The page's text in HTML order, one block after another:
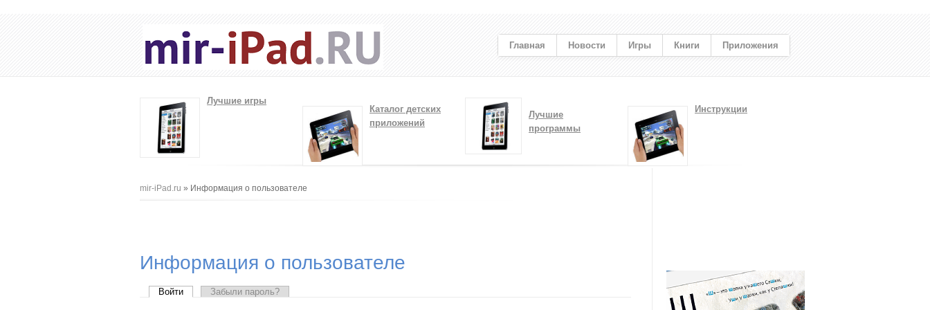
Главная Новости Игры Книги Приложения
Лучшие игры
Каталог детских
приложений
Лучшие
программы
Инструкции
Вы здесь
mir-iPad.ru » Информация о пользователе
Информация о пользователе
Главные вкладки
Войти (активная вкладка)
Забыли пароль?